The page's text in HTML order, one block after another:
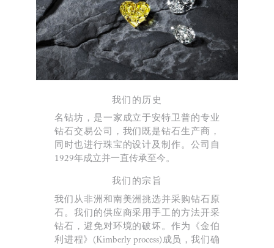
我们的历史
名钻坊，是一家成立于安特卫普的专业
钻石交易公司，我们既是钻石生产商，
同时也进行珠宝的设计及制作。公司自
1929年成立并一直传承至今。
我们的宗旨
我们从非洲和南美洲挑选并采购钻石原
石。我们的供应商采用手工的方法开采
钻石，避免对环境的破坏。作为《金伯
利进程》(Kimberly process)成员，我们确